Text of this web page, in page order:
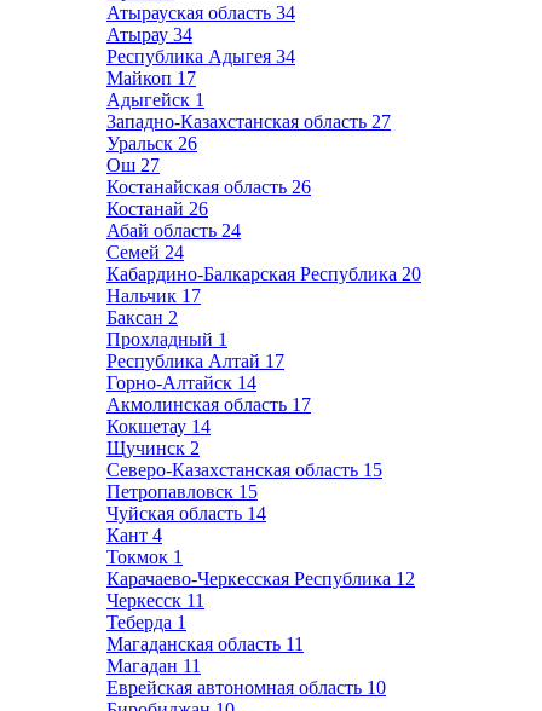
Атырауская область 34
Атырау 34
Республика Адыгея 34
Майкоп 17
Адыгейск 1
Западно-Казахстанская область 27
Уральск 26
Ош 27
Костанайская область 26
Костанай 26
Абай область 24
Семей 24
Кабардино-Балкарская Республика 20
Нальчик 17
Баксан 2
Прохладный 1
Республика Алтай 17
Горно-Алтайск 14
Акмолинская область 17
Кокшетау 14
Щучинск 2
Северо-Казахстанская область 15
Петропавловск 15
Чуйская область 14
Кант 4
Токмок 1
Карачаево-Черкесская Республика 12
Черкесск 11
Теберда 1
Магаданская область 11
Магадан 11
Еврейская автономная область 10